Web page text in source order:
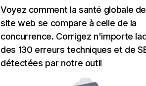
Voyez comment la santé globale
site web se compare à celle de la
concurrence. Corrigez n'importe
des 130 erreurs techniques et de
détectées par notre outil